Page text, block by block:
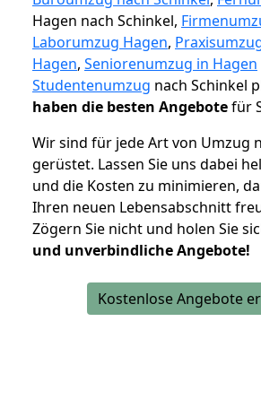
Hagen nach Schinkel,
Laborumzug Hagen,
Hagen, Seniorenumzug in Hagen
Studentenumzug nach Schinkel
haben die besten Angebotefür
Wir sind für jede Art von Umzug
gerüstet. Lassen Sie uns dabei
und die Kosten zu minimieren,
Ihren neuen Lebensabschnitt
Zögern Sie nicht und holen Sie
und unverbindliche Angebote!
Kostenlose Angebote